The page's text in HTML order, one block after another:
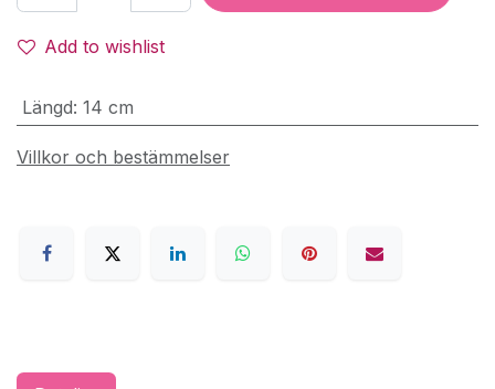
Add to wishlist
Längd: 14 cm
Villkor och bestämmelser